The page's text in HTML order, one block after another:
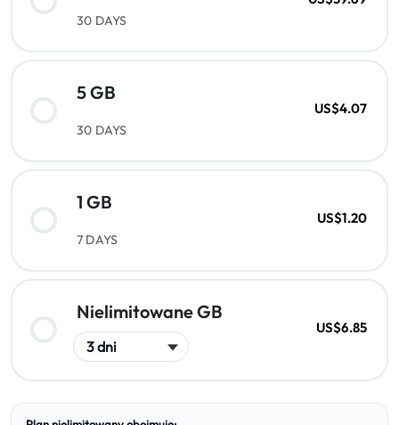
30 DAYS
5 GB
30 DAYS
US$4.07
1 GB
7 DAYS
US$1.20
Nielimitowane GB
US$6.85